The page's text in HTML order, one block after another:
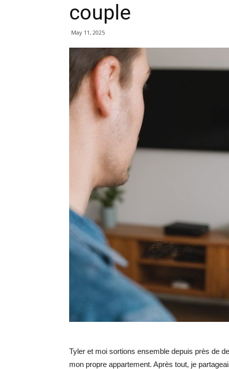
couple
May 11, 2025
Tyler et moi sortions ensemble depuis près de
mon propre appartement. Après tout, je